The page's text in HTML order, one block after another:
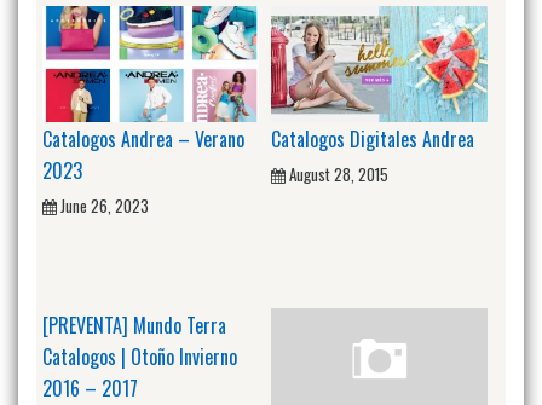
Catalogos Andrea – Verano
2023
June 26, 2023
Catalogos Digitales Andrea
August 28, 2015
[PREVENTA] Mundo Terra
Catalogos | Otoño Invierno
2016 – 2017